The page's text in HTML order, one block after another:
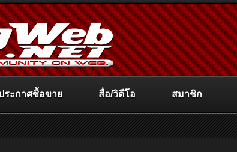
ระกาศซื้อขาย สื่อ/วิดีโอ สมาชิก